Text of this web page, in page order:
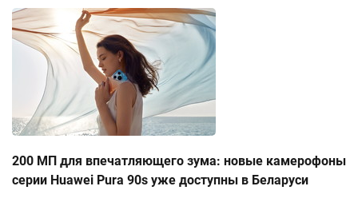
200 МП для впечатляющего зума: новые камерофоны
серии Huawei Pura 90s уже доступны в Беларуси